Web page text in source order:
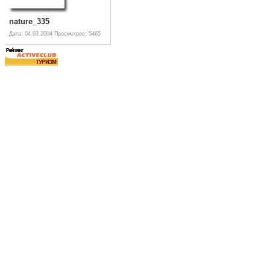
nature_335
Дата: 04.03.2004 Просмотров: 5465